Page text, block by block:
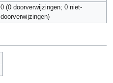
0 (0 doorverwijzingen; 0 niet-
doorverwijzingen)